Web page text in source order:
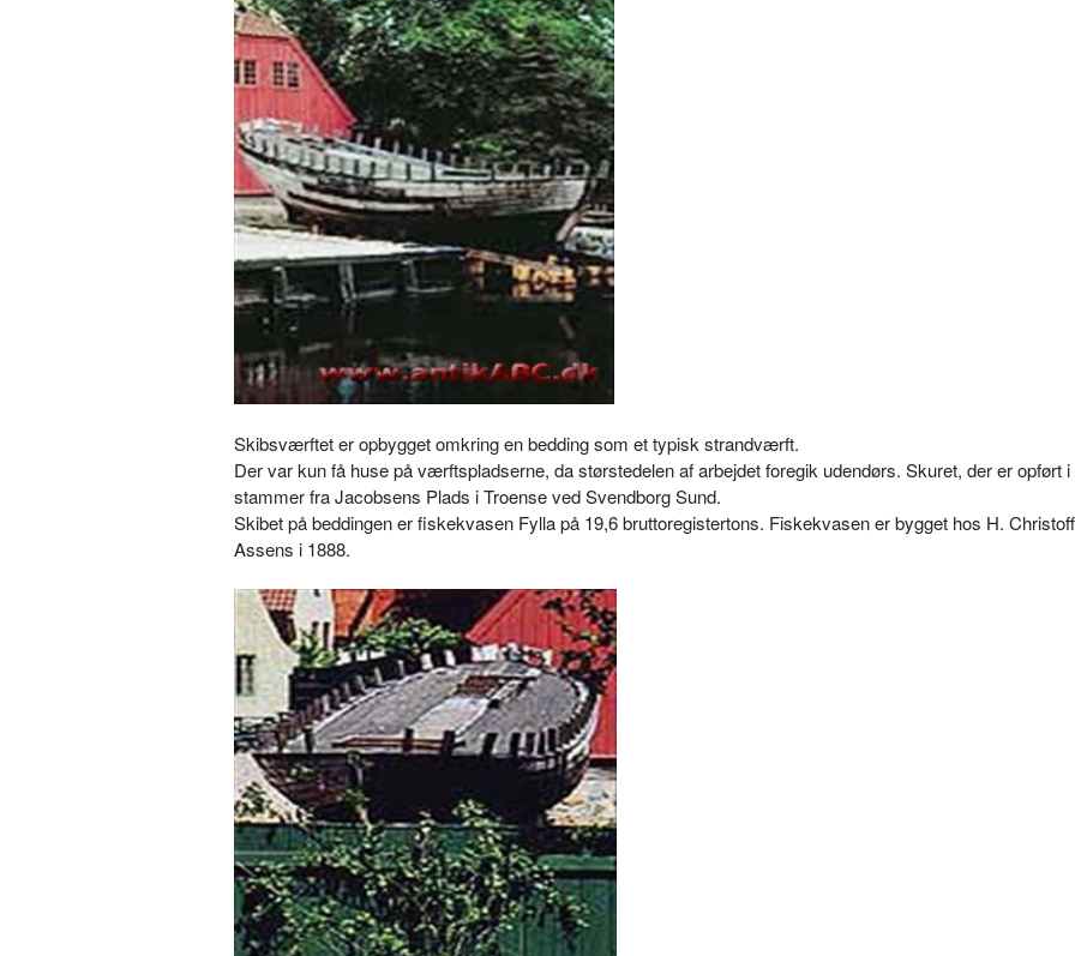
Skibsværftet er opbygget omkring en bedding som et typisk strandværft.
Der var kun få huse på værftspladserne, da størstedelen af arbejdet foregik udendørs. Skuret, der er opført i
stammer fra Jacobsens Plads i Troense ved Svendborg Sund.
Skibet på beddingen er fiskekvasen Fylla på 19,6 bruttoregistertons. Fiskekvasen er bygget hos H.
Assens i 1888.